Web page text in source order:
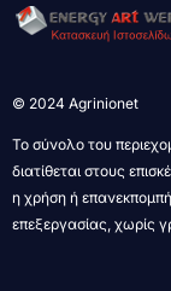
© 2024 Agrinionet
Το σύνολο του
διατίθεται στους
η χρήση ή
επεξεργασίας, χωρίς